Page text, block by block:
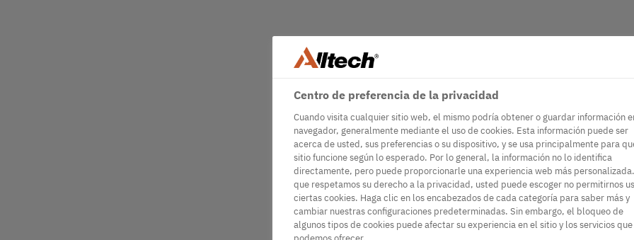
Centro de preferencia de la privacidad
Cuando visita cualquier sitio web, el mismo podría obtener o guardar información
navegador, generalmente mediante el uso de cookies. Esta información puede ser
acerca de usted, sus preferencias o su dispositivo, y se usa principalmente para
sitio funcione según lo esperado. Por lo general, la información no lo identifica
directamente, pero puede proporcionarle una experiencia web más
que respetamos su derecho a la privacidad, usted puede escoger no permitirnos
ciertas cookies. Haga clic en los encabezados de cada categoría para saber más y
cambiar nuestras configuraciones predeterminadas. Sin embargo, el bloqueo de
algunos tipos de cookies puede afectar su experiencia en el sitio y los servicios que